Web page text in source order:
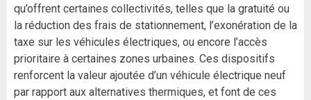
qu’offrent certaines collectivités, telles que la gratuité ou
la réduction des frais de stationnement, l’exonération de la
taxe sur les véhicules électriques, ou encore l’accès
prioritaire à certaines zones urbaines. Ces dispositifs
renforcent la valeur ajoutée d’un véhicule électrique neuf
par rapport aux alternatives thermiques, et font de ces